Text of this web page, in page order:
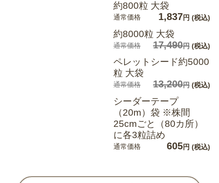
約800粒 大袋
通常価格 1,837円 (税込)
約8000粒 大袋
通常価格 17,490円 (税込)
ペレットシード約5000
粒 大袋
通常価格 13,200円 (税込)
シーダーテープ
（20m）袋 ※株間
25cmごと（80カ所）
に各3粒詰め
通常価格 605円 (税込)